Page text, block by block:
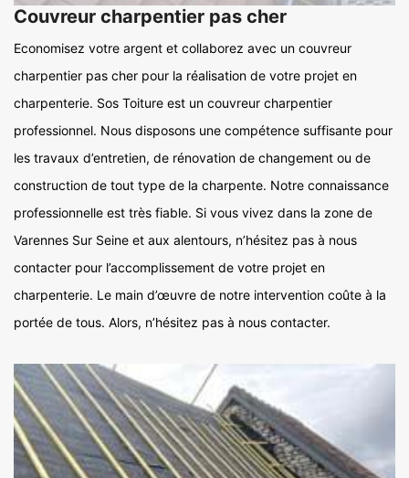
Couvreur charpentier pas cher
Economisez votre argent et collaborez avec un couvreur
charpentier pas cher pour la réalisation de votre projet en
charpenterie. Sos Toiture est un couvreur charpentier
professionnel. Nous disposons une compétence suffisante pour
les travaux d’entretien, de rénovation de changement ou de
construction de tout type de la charpente. Notre connaissance
professionnelle est très fiable. Si vous vivez dans la zone de
Varennes Sur Seine et aux alentours, n’hésitez pas à nous
contacter pour l’accomplissement de votre projet en
charpenterie. Le main d’œuvre de notre intervention coûte à la
portée de tous. Alors, n’hésitez pas à nous contacter.